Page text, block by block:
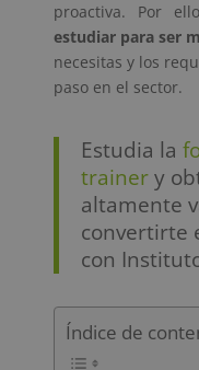
proactiva. Por
estudiar para ser
necesitas y los
paso en el sector.
Estudia la
trainery
altamente
convertirte
con
Índice de